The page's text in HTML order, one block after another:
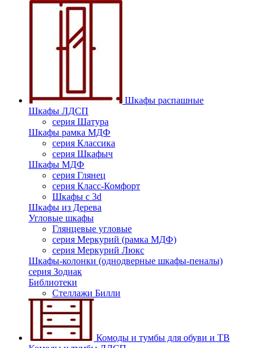
Шкафы распашные
Шкафы ЛДСП
серия Шатура
Шкафы рамка МДФ
серия Классика
серия Шкафыч
Шкафы МДФ
серия Глянец
серия Класс-Комфорт
Шкафы с 3d
Шкафы из Дерева
Угловые шкафы
Глянцевые угловые
серия Меркурий (рамка МДФ)
серия Меркурий Люкс
Шкафы-колонки (однодверные шкафы-пеналы)
серия Зодиак
Библиотеки
Стеллажи Билли
Комоды и тумбы для обуви и ТВ